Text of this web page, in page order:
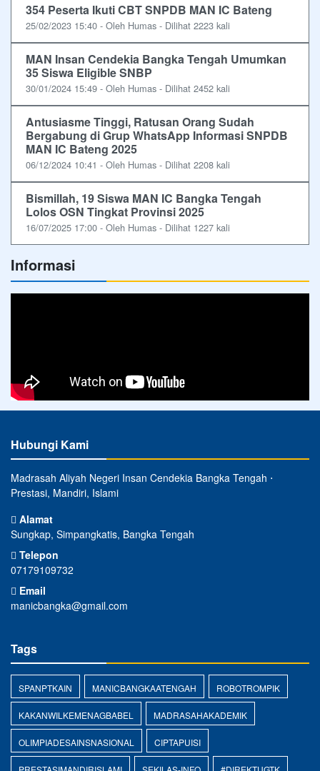
354 Peserta Ikuti CBT SNPDB MAN IC Bateng
25/02/2023 15:40 - Oleh Humas - Dilihat 2223 kali
MAN Insan Cendekia Bangka Tengah Umumkan
35 Siswa Eligible SNBP
30/01/2024 15:49 - Oleh Humas - Dilihat 2452 kali
Antusiasme Tinggi, Ratusan Orang Sudah
Bergabung di Grup WhatsApp Informasi SNPDB
MAN IC Bateng 2025
06/12/2024 10:41 - Oleh Humas - Dilihat 2208 kali
Bismillah, 19 Siswa MAN IC Bangka Tengah
Lolos OSN Tingkat Provinsi 2025
16/07/2025 17:00 - Oleh Humas - Dilihat 1227 kali
Informasi
Hubungi Kami
Madrasah Aliyah Negeri Insan Cendekia Bangka Tengah ⋅
Prestasi, Mandiri, Islami
Alamat
Sungkap, Simpangkatis, Bangka Tengah
Telepon
07179109732
Email
manicbangka@gmail.com
Tags
SPANPTKAIN MANICBANGKAATENGAH ROBOTROMPIK
KAKANWILKEMENAGBABEL MADRASAHAKADEMIK
OLIMPIADESAINSNASIONAL CIPTAPUISI